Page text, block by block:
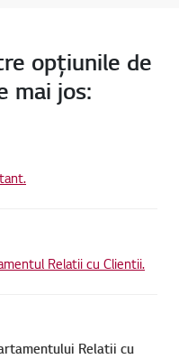
opţiunile de
mai jos:
Relatii cu Clientii.
Relatii cu